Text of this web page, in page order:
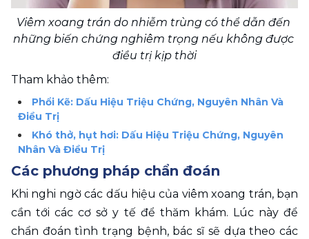
Viêm xoang trán do nhiễm trùng có thể dẫn đến
những biến chứng nghiêm trọng nếu không được
điều trị kịp thời
Tham khảo thêm:
Phổi Kẽ: Dấu Hiệu Triệu Chứng, Nguyên Nhân Và
Điều Trị
Khó thở, hụt hơi: Dấu Hiệu Triệu Chứng, Nguyên
Nhân Và Điều Trị
Các phương pháp chẩn đoán
Khi nghi ngờ các dấu hiệu của viêm xoang trán, bạn
cần tới các cơ sở y tế để thăm khám. Lúc này để
chẩn đoán tình trạng bệnh, bác sĩ sẽ dựa theo các